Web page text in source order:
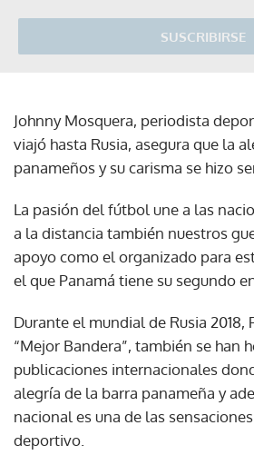
SUSCRIBIRSE
Johnny Mosquera, periodista
viajó hasta Rusia, asegura que la
panameños y su carisma se hizo
La pasión del fútbol une a las
a la distancia también nuestros
apoyo como el organizado para
el que Panamá tiene su segundo
Durante el mundial de Rusia 2018,
“Mejor Bandera”, también se han
publicaciones internacionales
alegría de la barra panameña y
nacional es una de las
deportivo.